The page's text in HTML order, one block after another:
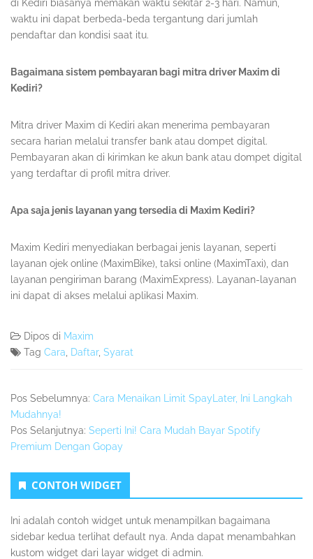
di Kediri biasanya memakan waktu sekitar 2-3 hari. Namun,
waktu ini dapat berbeda-beda tergantung dari jumlah
pendaftar dan kondisi saat itu.
Bagaimana sistem pembayaran bagi mitra driver Maxim di
Kediri?
Mitra driver Maxim di Kediri akan menerima pembayaran
secara harian melalui transfer bank atau dompet digital.
Pembayaran akan di kirimkan ke akun bank atau dompet digital
yang terdaftar di profil mitra driver.
Apa saja jenis layanan yang tersedia di Maxim Kediri?
Maxim Kediri menyediakan berbagai jenis layanan, seperti
layanan ojek online (MaximBike), taksi online (MaximTaxi), dan
layanan pengiriman barang (MaximExpress). Layanan-layanan
ini dapat di akses melalui aplikasi Maxim.
Dipos di Maxim
Tag Cara, Daftar, Syarat
Pos Sebelumnya: Cara Menaikan Limit SpayLater, Ini Langkah
Mudahnya!
Pos Selanjutnya: Seperti Ini! Cara Mudah Bayar Spotify
Premium Dengan Gopay
Sidebar
Kedua
CONTOH WIDGET
Ini adalah contoh widget untuk menampilkan bagaimana
sidebar kedua terlihat default nya. Anda dapat menambahkan
kustom widget dari layar widget di admin.